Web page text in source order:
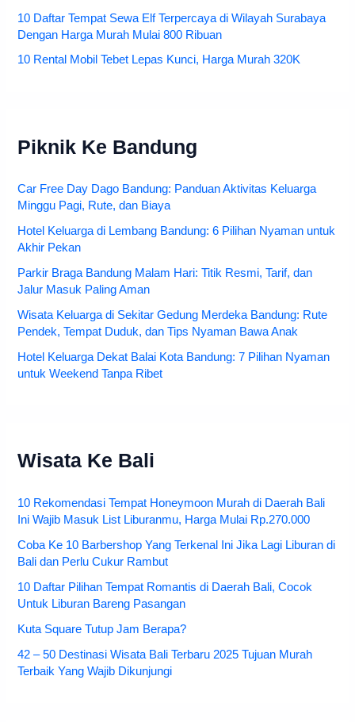
10 Daftar Tempat Sewa Elf Terpercaya di Wilayah Surabaya
Dengan Harga Murah Mulai 800 Ribuan
10 Rental Mobil Tebet Lepas Kunci, Harga Murah 320K
Piknik Ke Bandung
Car Free Day Dago Bandung: Panduan Aktivitas Keluarga
Minggu Pagi, Rute, dan Biaya
Hotel Keluarga di Lembang Bandung: 6 Pilihan Nyaman untuk
Akhir Pekan
Parkir Braga Bandung Malam Hari: Titik Resmi, Tarif, dan
Jalur Masuk Paling Aman
Wisata Keluarga di Sekitar Gedung Merdeka Bandung: Rute
Pendek, Tempat Duduk, dan Tips Nyaman Bawa Anak
Hotel Keluarga Dekat Balai Kota Bandung: 7 Pilihan Nyaman
untuk Weekend Tanpa Ribet
Wisata Ke Bali
10 Rekomendasi Tempat Honeymoon Murah di Daerah Bali
Ini Wajib Masuk List Liburanmu, Harga Mulai Rp.270.000
Coba Ke 10 Barbershop Yang Terkenal Ini Jika Lagi Liburan di
Bali dan Perlu Cukur Rambut
10 Daftar Pilihan Tempat Romantis di Daerah Bali, Cocok
Untuk Liburan Bareng Pasangan
Kuta Square Tutup Jam Berapa?
42 – 50 Destinasi Wisata Bali Terbaru 2025 Tujuan Murah
Terbaik Yang Wajib Dikunjungi